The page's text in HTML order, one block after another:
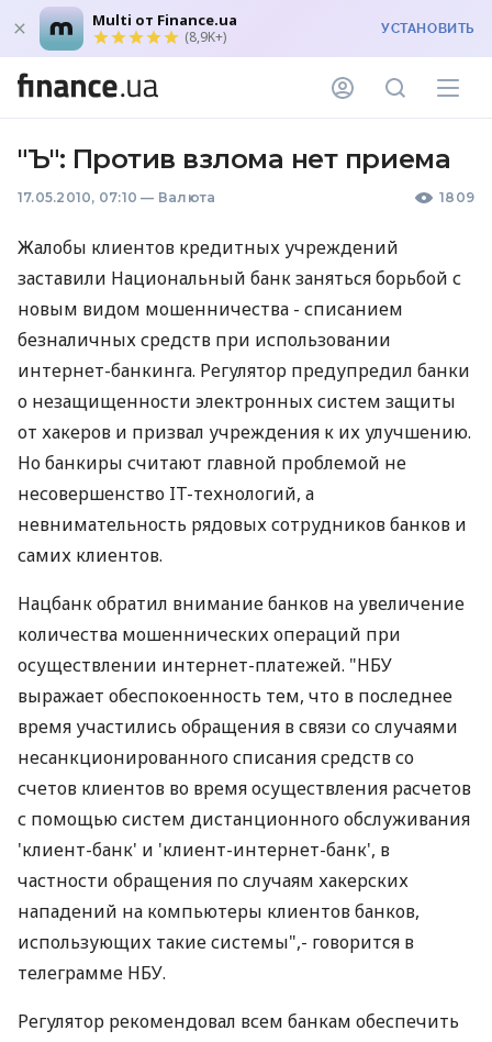
Multi от Finance.ua
(8,9K+) УСТАНОВИТЬ
"Ъ": Против взлома нет приема
17.05.2010, 07:10 — Валюта 1809
Жалобы клиентов кредитных учреждений
заставили Национальный банк заняться борьбой с
новым видом мошенничества - списанием
безналичных средств при использовании
интернет-банкинга. Регулятор предупредил банки
о незащищенности электронных систем защиты
от хакеров и призвал учреждения к их улучшению.
Но банкиры считают главной проблемой не
несовершенство IT-технологий, а
невнимательность рядовых сотрудников банков и
самих клиентов.
Нацбанк обратил внимание банков на увеличение
количества мошеннических операций при
осуществлении интернет-платежей. "НБУ
выражает обеспокоенность тем, что в последнее
время участились обращения в связи со случаями
несанкционированного списания средств со
счетов клиентов во время осуществления расчетов
с помощью систем дистанционного обслуживания
'клиент-банк' и 'клиент-интернет-банк', в
частности обращения по случаям хакерских
нападений на компьютеры клиентов банков,
использующих такие системы",- говорится в
телеграмме НБУ.
Регулятор рекомендовал всем банкам обеспечить